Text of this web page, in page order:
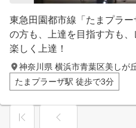
東急田園都市線「たまプラ
の方も、上達を目指す方も
楽しく上達！
神奈川県 横浜市青葉区美しが
たまプラーザ駅 徒歩で3分